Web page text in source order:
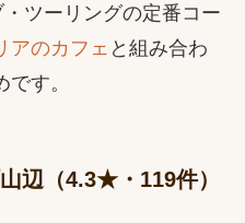
ツーリングの定番コー
アのカフェ と組み合わ
す。
辺（4.3★・119件）